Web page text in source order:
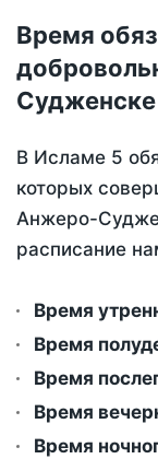
Время
Судженске
В Исламе 5
которых
Анжеро-
расписание
Время
Время
Время
Время
Время